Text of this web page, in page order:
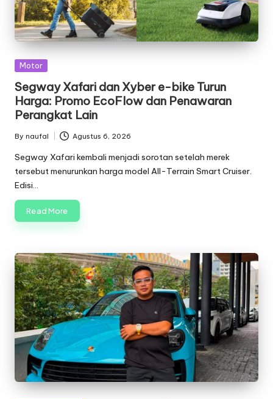
Posted
Motor
Segway Xafari dan Xyber e-bike Turun
Harga: Promo EcoFlow dan Penawaran
Perangkat Lain
Posted
by
By naufal Agustus 6, 2026
Segway Xafari kembali menjadi sorotan setelah merek
tersebut menurunkan harga model All-Terrain Smart Cruiser.
Edisi…
Read More